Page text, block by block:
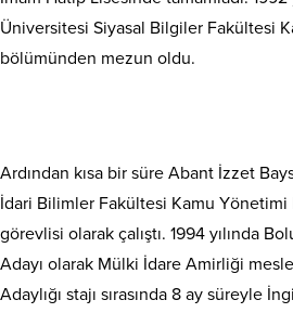
Üniversitesi Siyasal Bilgiler Fakültesi
bölümünden mezun oldu.
Ardından kısa bir süre Abant İzzet
İdari Bilimler Fakültesi Kamu Yönetimi
görevlisi olarak çalıştı. 1994 yılında
Adayı olarak Mülki İdare Amirliği
Adaylığı stajı sırasında 8 ay süreyle